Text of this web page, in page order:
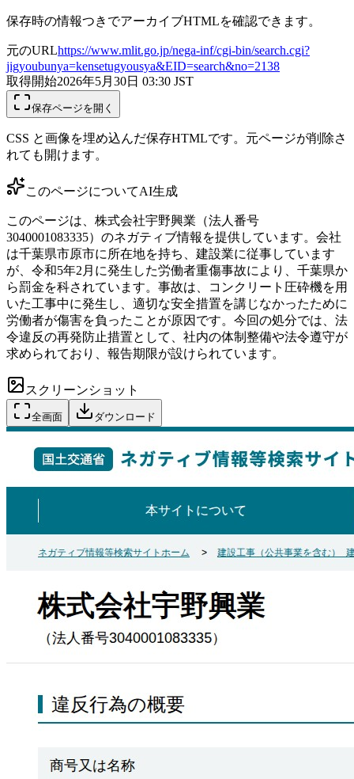
保存時の情報つきでアーカイブHTMLを確認できます。
元のURLhttps://www.mlit.go.jp/nega-inf/cgi-bin/search.cgi?
jigyoubunya=kensetugyousya&EID=search&no=2138
取得開始2026年5月30日 03:30 JST
保存ページを開く
CSS と画像を埋め込んだ保存HTMLです。元ページが削除さ
れても開けます。
このページについてAI生成
このページは、株式会社宇野興業（法人番号
3040001083335）のネガティブ情報を提供しています。会社
は千葉県市原市に所在地を持ち、建設業に従事しています
が、令和5年2月に発生した労働者重傷事故により、千葉県か
ら罰金を科されています。事故は、コンクリート圧砕機を用
いた工事中に発生し、適切な安全措置を講じなかったために
労働者が傷害を負ったことが原因です。今回の処分では、法
令違反の再発防止措置として、社内の体制整備や法令遵守が
求められており、報告期限が設けられています。
スクリーンショット
全画面 ダウンロード